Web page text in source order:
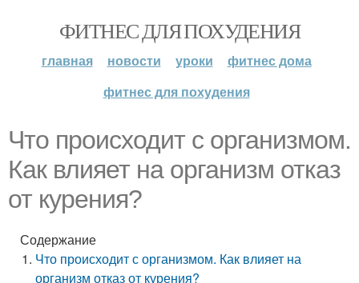
ФИТНЕС ДЛЯ ПОХУДЕНИЯ
главная новости уроки
фитнес дома
фитнес для похудения
Что происходит с организмом.
Как влияет на организм отказ
от курения?
Содержание
Что происходит с организмом. Как влияет на
организм отказ от курения?